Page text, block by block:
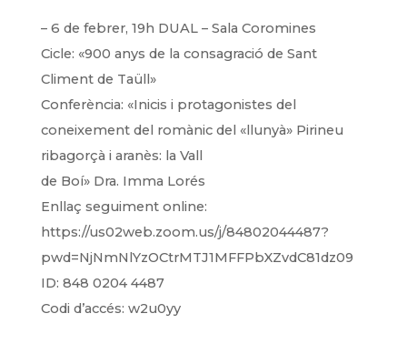
– 6 de febrer, 19h DUAL – Sala Coromines
Cicle: «900 anys de la consagració de Sant
Climent de Taüll»
Conferència: «Inicis i protagonistes del
coneixement del romànic del «llunyà» Pirineu
ribagorçà i aranès: la Vall
de Boí» Dra. Imma Lorés
Enllaç seguiment online:
https://us02web.zoom.us/j/84802044487?
pwd=NjNmNlYzOCtrMTJ1MFFPbXZvdC81dz09
ID: 848 0204 4487
Codi d’accés: w2u0yy